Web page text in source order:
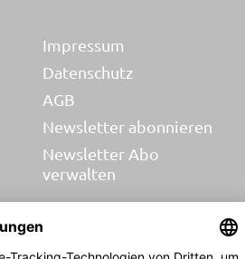
Impressum
Datenschutz
AGB
Newsletter abonnieren
Newsletter Abo
verwalten